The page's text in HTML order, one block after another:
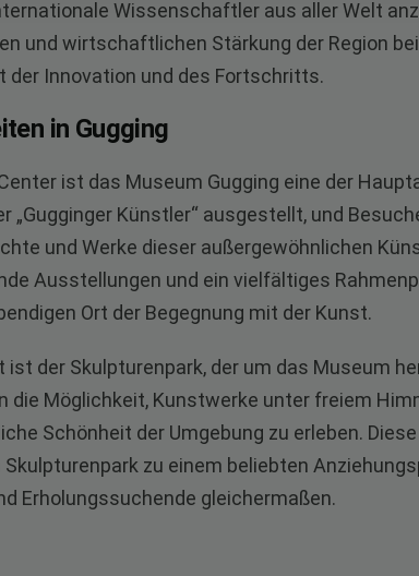
Wissenschaftler aus aller Welt
und wirtschaftlichen Stärkung der Region
der Innovation und des Fortschritts.
in Gugging
ist das Museum Gugging eine der
„Gugginger Künstler“ ausgestellt, und
und Werke dieser außergewöhnlichen
Ausstellungen und ein vielfältiges
Ort der Begegnung mit der Kunst.
ist der Skulpturenpark, der um das Museum
die Möglichkeit, Kunstwerke unter freiem
Schönheit der Umgebung zu erleben.
zu einem beliebten
Erholungssuchende gleichermaßen.